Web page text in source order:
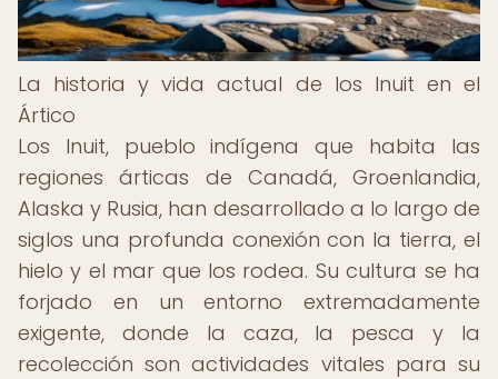
La historia y vida actual de los Inuit en el
Ártico
Los Inuit, pueblo indígena que habita las
regiones árticas de Canadá, Groenlandia,
Alaska y Rusia, han desarrollado a lo largo de
siglos una profunda conexión con la tierra, el
hielo y el mar que los rodea. Su cultura se ha
forjado en un entorno extremadamente
exigente, donde la caza, la pesca y la
recolección son actividades vitales para su